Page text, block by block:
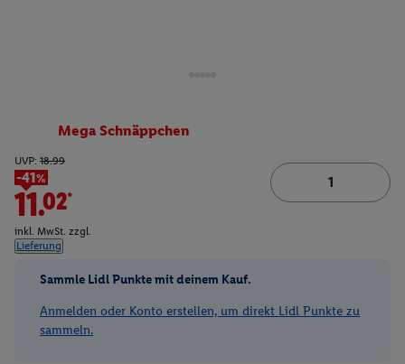
Mega Schnäppchen
UVP: 18.99
-41%
11.02*
inkl. MwSt. zzgl.
Lieferung
Sammle Lidl Punkte mit deinem Kauf.
Anmelden oder Konto erstellen, um direkt Lidl Punkte zu
sammeln.